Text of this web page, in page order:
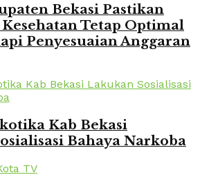
Bekasi Pastikan
Tetap Optimal
Penyesuaian Anggaran
Kab Bekasi
Bahaya Narkoba
TV